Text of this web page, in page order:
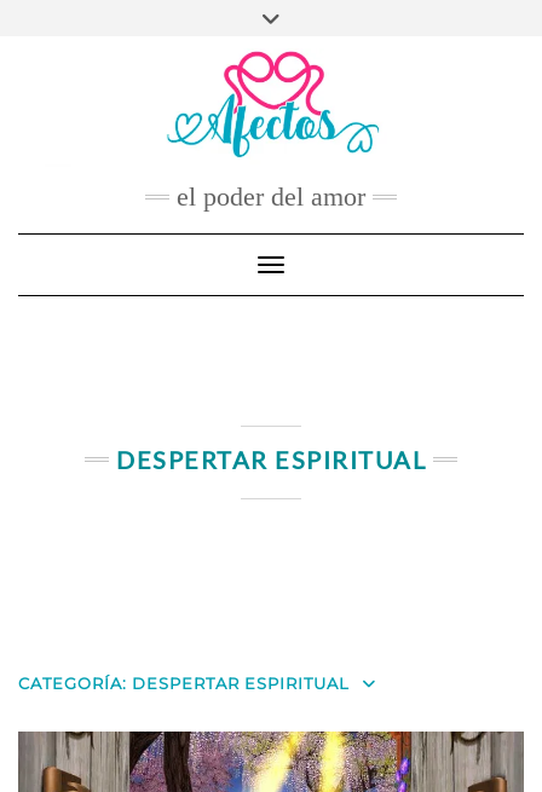
FACEBOOK
TWITTER
INSTAGRAM
PINTEREST
CONTACTO
el poder del amor
Toggle Navigation
DESPERTAR ESPIRITUAL
CATEGORÍA: DESPERTAR ESPIRITUAL